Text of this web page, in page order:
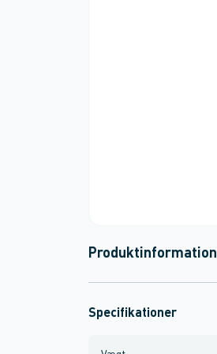
Produktinformation
Specifikationer